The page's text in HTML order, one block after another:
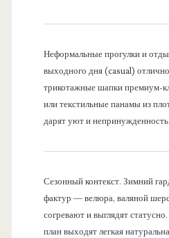
Неформальные прогулки и
выходного дня (casual)
трикотажные шапки премиум-
или текстильные панамы из
дарят уют и непринужденность.
Сезонный контекст. Зимний
фактур — велюра, валяной
согревают и выглядят
план выходят легкая